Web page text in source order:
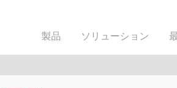
製品 ソリューション